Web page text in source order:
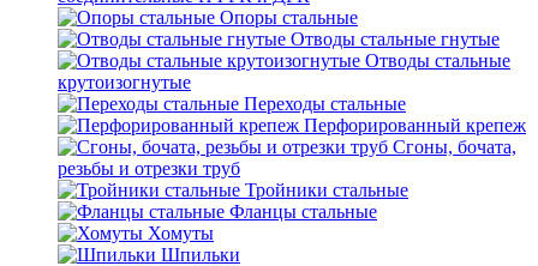
Опоры стальные
Отводы стальные гнутые
Отводы стальные
крутоизогнутые
Переходы стальные
Перфорированный крепеж
Сгоны, бочата,
резьбы и отрезки труб
Тройники стальные
Фланцы стальные
Хомуты
Шпильки